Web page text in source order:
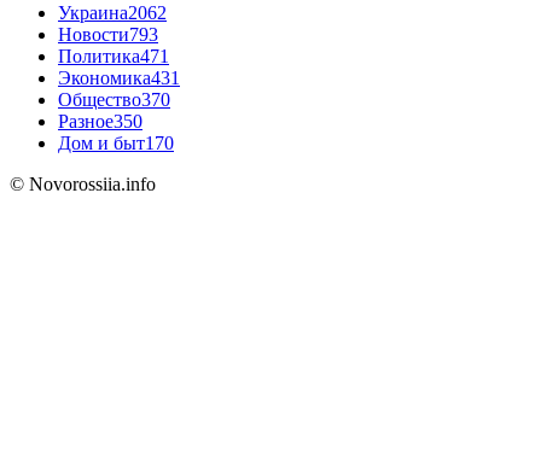
Украина2062
Новости793
Политика471
Экономика431
Общество370
Разное350
Дом и быт170
© Novorossiia.info